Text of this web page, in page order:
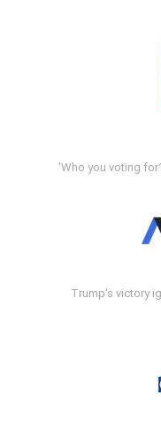
'Who you voting
Trump's victory